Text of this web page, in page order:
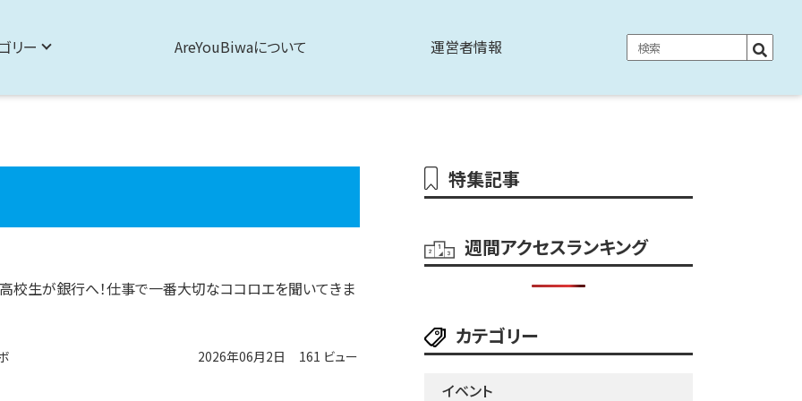
リー AreYouBiwaについて 運営者情報
高校生が銀行へ！仕事で一番大切なココロエを聞いてきま
2026年06月2日 161 ビュー
特集記事
週間アクセスランキング
カテゴリー
イベント